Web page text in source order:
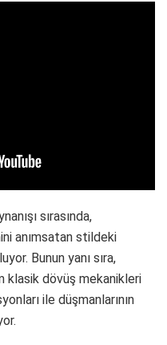
sırasında,
anımsatan stildeki
Bunun yanı sıra,
klasik dövüş mekanikleri
ile düşmanlarının